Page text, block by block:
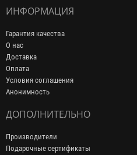
ИНФОРМАЦИЯ
Гарантия качества
О нас
Доставка
Оплата
Условия соглашения
Анонимность
ДОПОЛНИТЕЛЬНО
Производители
Подарочные сертификаты